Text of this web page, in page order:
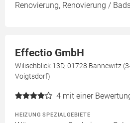
Renovierung, Renovierung /
Effectio GmbH
Wilischblick 13D, 01728 Bannewitz
Voigtsdorf)
4 mit einer
HEIZUNG SPEZIALGEBIETE